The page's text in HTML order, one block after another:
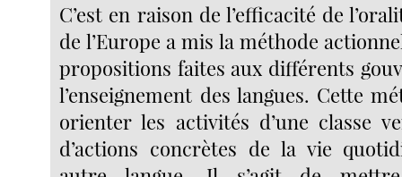
C’est en raison de l’efficacité de
de l’Europe a mis la méthode
propositions faites aux différents
l’enseignement des langues. Cette
orienter les activités d’une classe
d’actions concrètes de la vie